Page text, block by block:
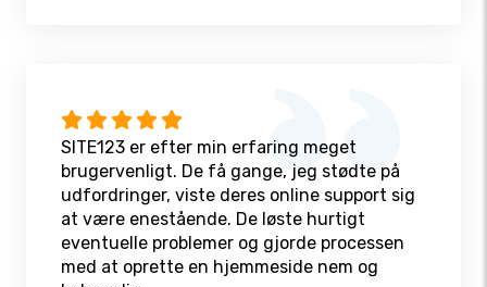
SITE123 er efter min erfaring meget
brugervenligt. De få gange, jeg stødte på
udfordringer, viste deres online support sig
at være enestående. De løste hurtigt
eventuelle problemer og gjorde processen
med at oprette en hjemmeside nem og